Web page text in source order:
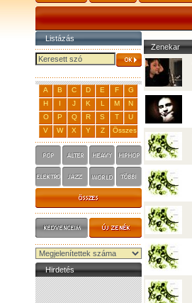
Listázás
A B C D E F
G
H
I J K L M
N
O
P Q R S T
U
V
W X Y Z Összes
Hirdetés
Zenekar